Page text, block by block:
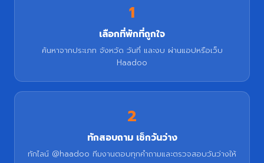
1
เลือกที่พักที่ถูกใจ
ค้นหาจากประเภท จังหวัด วันที่ และงบ ผ่านแอปหรือเว็บ
Haadoo
2
ทักสอบถาม เช็กวันว่าง
ทักไลน์ @haadoo ทีมงานตอบทุกคำถามและตรวจสอบวันว่างให้